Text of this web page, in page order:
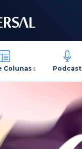
Colunas Podcast